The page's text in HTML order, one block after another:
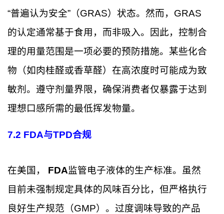
“普遍认为安全”（GRAS）状态。然而，GRAS
的认定通常基于食用，而非吸入。因此，控制合
理的用量范围是一项必要的预防措施。某些化合
物（如肉桂醛或香草醛）在高浓度时可能成为致
敏剂。遵守剂量界限，确保消费者仅暴露于达到
理想口感所需的最低挥发物量。
7.2 FDA与TPD合规
在美国， FDA监管电子液体的生产标准。虽然
目前未强制规定具体的风味百分比，但严格执行
良好生产规范（GMP）。过度调味导致的产品